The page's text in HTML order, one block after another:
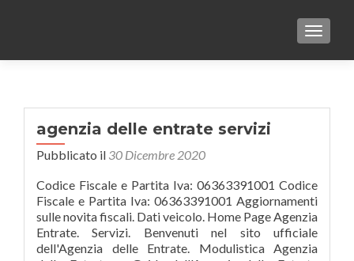
agenzia delle entrate servizi
Pubblicato il 30 Dicembre 2020
Codice Fiscale e Partita Iva: 06363391001 Codice
Fiscale e Partita Iva: 06363391001 Aggiornamenti
sulle novita fiscali. Dati veicolo. Home Page Agenzia
Entrate. Servizi. Benvenuti nel sito ufficiale
dell'Agenzia delle Entrate. Modulistica Agenzia